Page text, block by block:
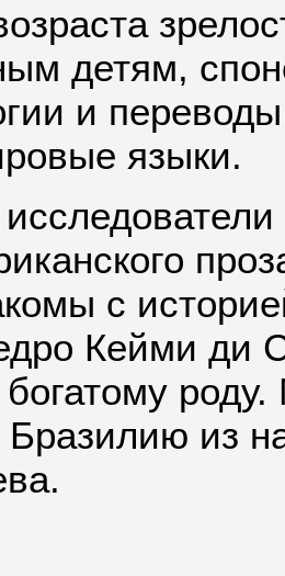
детям,
и
языки.
с
Кейми ди
Бразилию из